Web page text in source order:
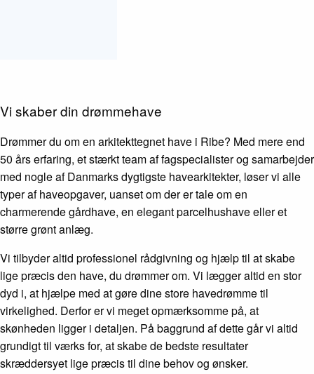
Vi skaber din drømmehave
Drømmer du om en arkitekttegnet have i Ribe? Med mere end
50 års erfaring, et stærkt team af fagspecialister og samarbejder
med nogle af Danmarks dygtigste havearkitekter, løser vi alle
typer af haveopgaver, uanset om der er tale om en
charmerende gårdhave, en elegant parcelhushave eller et
større grønt anlæg.
Vi tilbyder altid professionel rådgivning og hjælp til at skabe
lige præcis den have, du drømmer om. Vi lægger altid en stor
dyd i, at hjælpe med at gøre dine store havedrømme til
virkelighed. Derfor er vi meget opmærksomme på, at
skønheden ligger i detaljen. På baggrund af dette går vi altid
grundigt til værks for, at skabe de bedste resultater
skræddersyet lige præcis til dine behov og ønsker.